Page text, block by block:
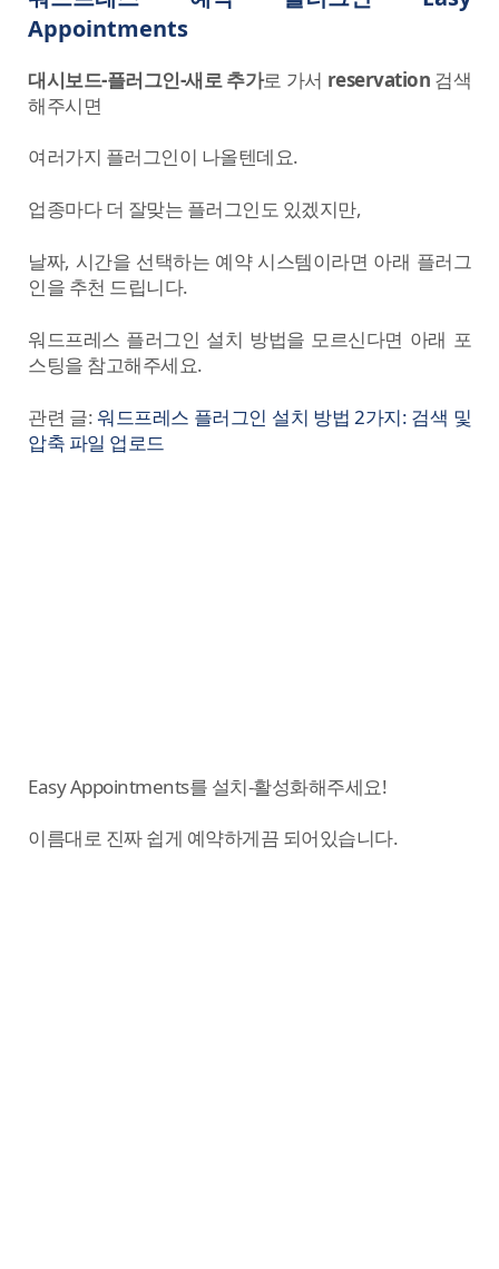
Appointments
대시보드-플러그인-새로 추가로 가서 reservation 검색
해주시면
여러가지 플러그인이 나올텐데요.
업종마다 더 잘맞는 플러그인도 있겠지만,
날짜, 시간을 선택하는 예약 시스템이라면 아래 플러그
인을 추천 드립니다.
워드프레스 플러그인 설치 방법을 모르신다면 아래 포
스팅을 참고해주세요.
관련 글: 워드프레스 플러그인 설치 방법 2가지: 검색 및
압축 파일 업로드
Easy Appointments를 설치-활성화해주세요!
이름대로 진짜 쉽게 예약하게끔 되어있습니다.